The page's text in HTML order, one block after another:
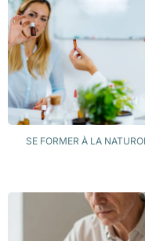
SE FORMER À LA